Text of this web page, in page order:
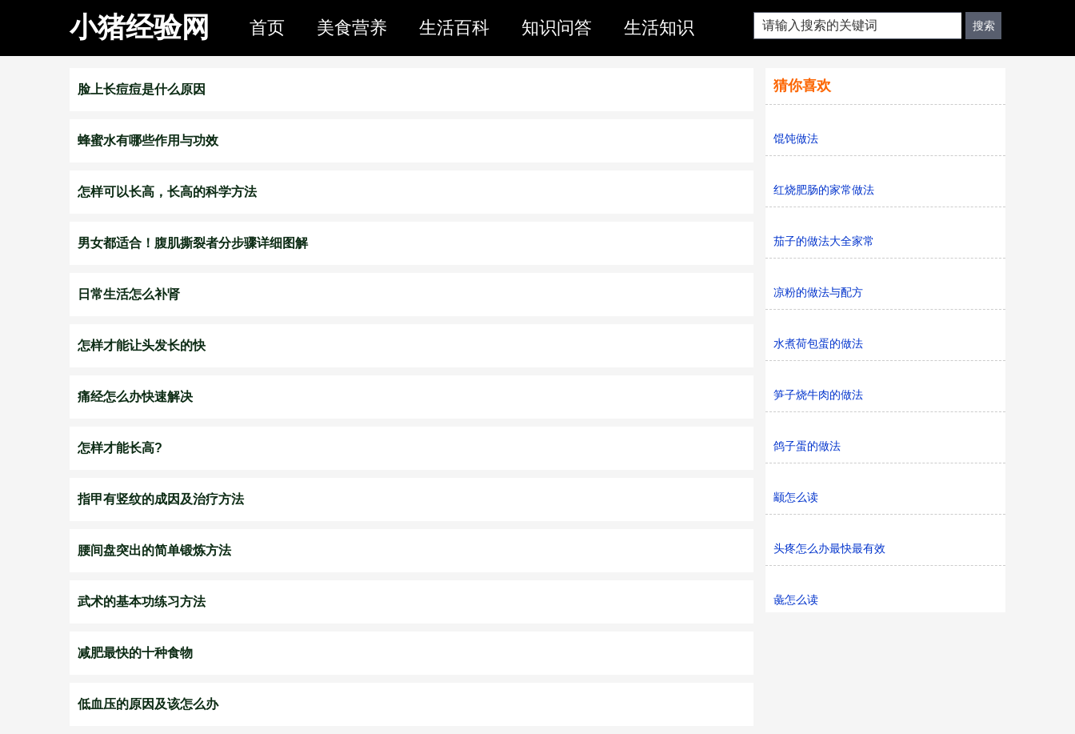
小猪经验网 首页 美食营养 生活百科 知识问答 生活知识
脸上长痘痘是什么原因
蜂蜜水有哪些作用与功效
怎样可以长高，长高的科学方法
男女都适合！腹肌撕裂者分步骤详细图解
日常生活怎么补肾
怎样才能让头发长的快
痛经怎么办快速解决
怎样才能长高?
指甲有竖纹的成因及治疗方法
腰间盘突出的简单锻炼方法
武术的基本功练习方法
减肥最快的十种食物
低血压的原因及该怎么办
猜你喜欢
馄饨做法
红烧肥肠的家常做法
茄子的做法大全家常
凉粉的做法与配方
水煮荷包蛋的做法
笋子烧牛肉的做法
鸽子蛋的做法
颛怎么读
头疼怎么办最快最有效
彘怎么读